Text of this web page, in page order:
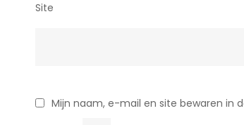
Site
Mijn naam, e-mail en site bewaren in